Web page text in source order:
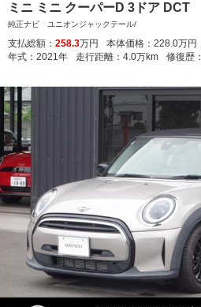
ミニ ミニ クーパーD 3ドア DCT
純正ナビ ユニオンジャックテール/
支払総額： 258.3万円 本体価格： 228.0万円
年式： 2021年 走行距離： 4.0万km 修復歴：